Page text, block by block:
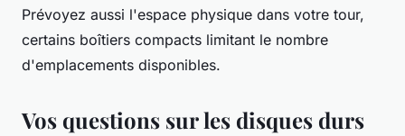
Prévoyez aussi l'espace physique dans votre tour,
certains boîtiers compacts limitant le nombre
d'emplacements disponibles.
Vos questions sur les disques durs